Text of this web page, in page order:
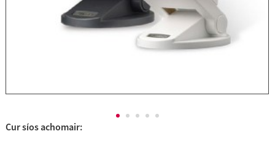
Cur síos achomair: